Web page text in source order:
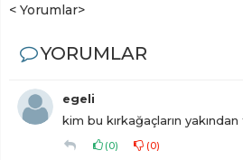
< Yorumlar>
YORUMLAR
egeli
kim bu kırkağaçların yakından
(0) (0)